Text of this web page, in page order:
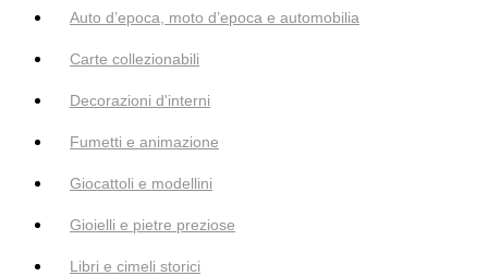
Auto d’epoca, moto d’epoca e automobilia
Carte collezionabili
Decorazioni d'interni
Fumetti e animazione
Giocattoli e modellini
Gioielli e pietre preziose
Libri e cimeli storici